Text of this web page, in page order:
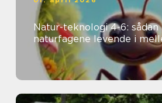
Natur-teknologi 4-6:
naturfagene levende i